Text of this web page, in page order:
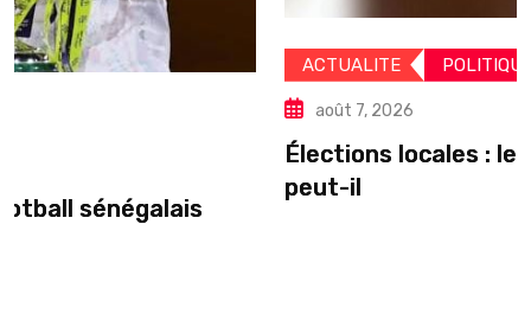
ACTUALITE
Élections locales : le silence du pouvoir